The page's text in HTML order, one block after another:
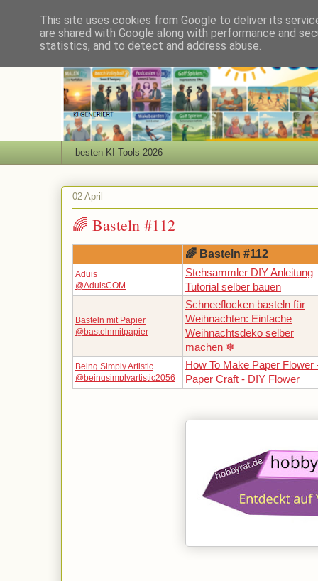
besten KI Tools 2026
02 April
🌈 Basteln #112
🌈 Basteln #112
Aduis
@AduisCOM
Stehsammler DIY Anleitung
Tutorial selber bauen
Basteln mit Papier
@bastelnmitpapier
Schneeflocken basteln für
Weihnachten: Einfache
Weihnachtsdeko selber
machen ❄
Being Simply Artistic
@beingsimplyartistic2056
How To Make Paper Flower
Paper Craft - DIY Flower
This site uses cookies from Google to deliver its
are shared with Google along with performance and
statistics, and to detect and address abuse.